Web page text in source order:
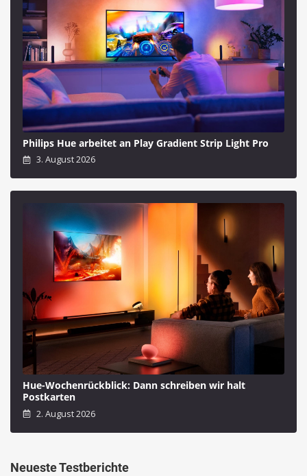
Philips Hue arbeitet an Play Gradient Strip Light Pro
3. August 2026
Hue-Wochenrückblick: Dann schreiben wir halt
Postkarten
2. August 2026
Neueste Testberichte